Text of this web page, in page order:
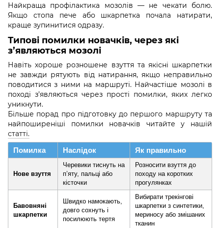
Найкраща профілактика мозолів — не чекати болю.
Якщо стопа пече або шкарпетка почала натирати,
краще зупинитися одразу.
Типові помилки новачків, через які
з’являються мозолі
Навіть хороше розношене взуття та якісні шкарпетки
не завжди рятують від натирання, якщо неправильно
поводитися з ними на маршруті. Найчастіше мозолі в
поході з’являються через прості помилки, яких легко
уникнути.
Більше порад про підготовку до першого маршруту та
найпоширеніші помилки новачків читайте у нашій
статті.
Помилка Наслідок Як правильно
Нове взуття
Черевики тиснуть на
п’яту, пальці або
кісточки
Розносити взуття до
походу на коротких
прогулянках
Бавовняні
шкарпетки
Швидко намокають,
довго сохнуть і
посилюють тертя
Вибирати трекінгові
шкарпетки з синтетики,
мериносу або змішаних
тканин